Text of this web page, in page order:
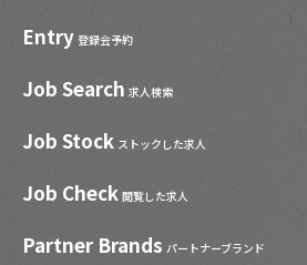
Entry 登録会予約
Job Search 求人検索
Job Stock ストックした求人
Job Check 閲覧した求人
Partner Brands パートナーブランド